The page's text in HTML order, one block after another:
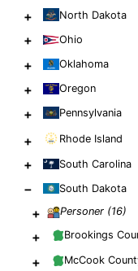
+ North Dakota
+ Ohio
+ Oklahoma
+ Oregon
+ Pennsylvania
+ Rhode Island
+ South Carolina
− South Dakota
+ Personer (16)
+ Brookings
+ McCook